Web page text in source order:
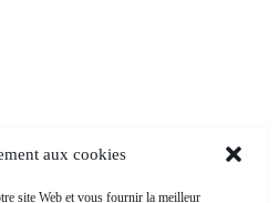
aux cookies
site Web et vous fournir la meilleur